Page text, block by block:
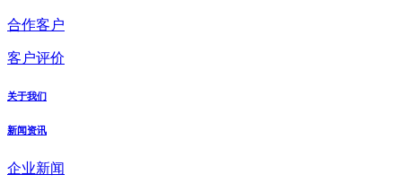
合作客户
客户评价
关于我们
新闻资讯
企业新闻